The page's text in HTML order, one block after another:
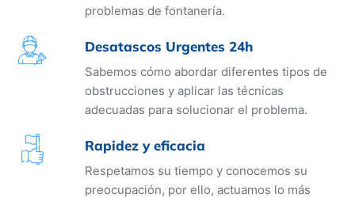
problemas de fontanería.
Desatascos Urgentes 24h
Sabemos cómo abordar diferentes tipos de
obstrucciones y aplicar las técnicas
adecuadas para solucionar el problema.
Rapidez y eficacia
Respetamos su tiempo y conocemos su
preocupación, por ello, actuamos lo más